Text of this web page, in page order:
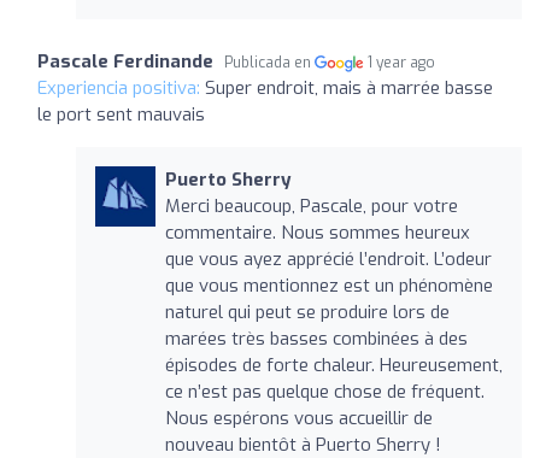
Pascale Ferdinande Publicada en 1 year ago
Experiencia positiva: Super endroit, mais à marrée basse
le port sent mauvais
Puerto Sherry
Merci beaucoup, Pascale, pour votre
commentaire. Nous sommes heureux
que vous ayez apprécié l’endroit. L’odeur
que vous mentionnez est un phénomène
naturel qui peut se produire lors de
marées très basses combinées à des
épisodes de forte chaleur. Heureusement,
ce n’est pas quelque chose de fréquent.
Nous espérons vous accueillir de
nouveau bientôt à Puerto Sherry !